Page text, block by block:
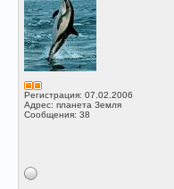
Регистрация: 07.02.2006
Адрес: планета Земля
Сообщения: 38